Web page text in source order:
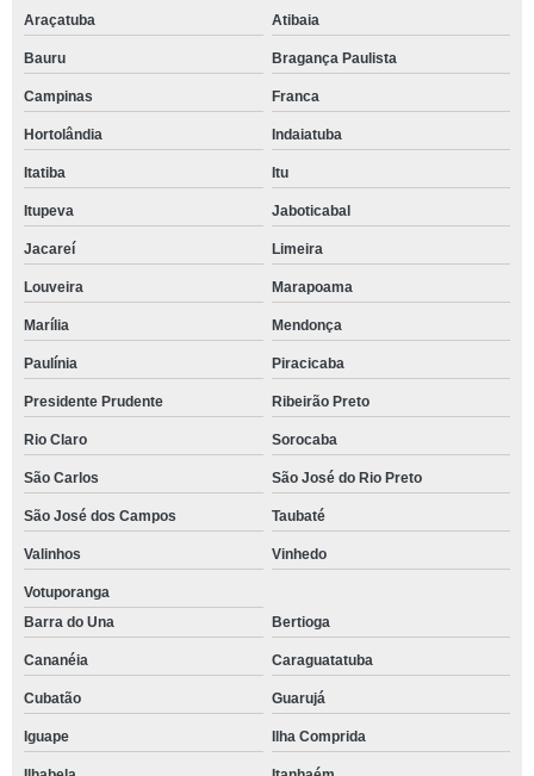
Araçatuba Atibaia
Bauru Bragança Paulista
Campinas Franca
Hortolândia Indaiatuba
Itatiba Itu
Itupeva Jaboticabal
Jacareí Limeira
Louveira Marapoama
Marília Mendonça
Paulínia Piracicaba
Presidente Prudente Ribeirão Preto
Rio Claro Sorocaba
São Carlos São José do Rio Preto
São José dos Campos Taubaté
Valinhos Vinhedo
Votuporanga
Barra do Una
Bertioga
Cananéia Caraguatatuba
Cubatão Guarujá
Iguape Ilha Comprida